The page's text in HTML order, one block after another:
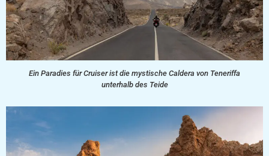
Ein Paradies für Cruiser ist die mystische Caldera von Teneriffa
unterhalb des Teide